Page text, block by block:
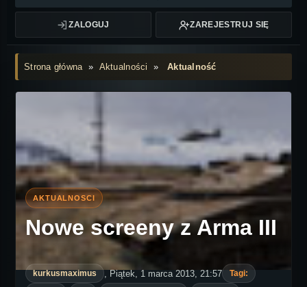
ZALOGUJ ZAREJESTRUJ SIĘ
Strona główna» Aktualności »Aktualność
Nowe screeny z Arma III
kurkusmaximus , Piątek, 1 marca 2013, 21:57
Tagi: